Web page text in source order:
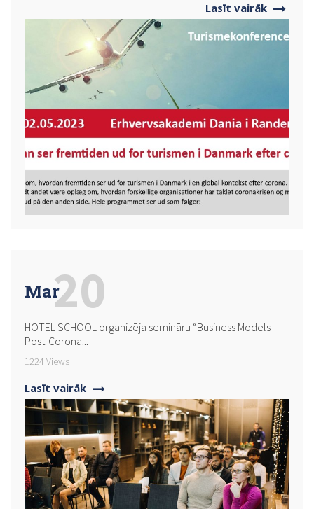
Lasīt vairāk
Mar
HOTEL SCHOOL organizēja semināru “Business Models
Post-Corona...
1224 Views
Lasīt vairāk
20